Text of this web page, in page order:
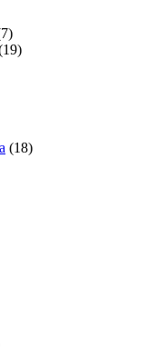
(18)